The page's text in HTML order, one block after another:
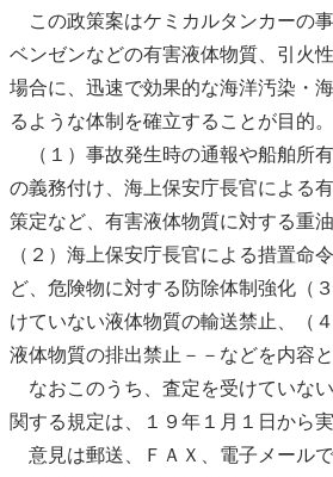
この政策案はケミカルタンカーの事
ベンゼンなどの有害液体物質、引火
場合に、迅速で効果的な海洋汚染 ・
るような体制を確立することが目的。
（１）事故発生時の通報や船舶所
の義務付け、海上保安庁長官による
策定など、有害液体物質に対する重
（２）海上保安庁長官による措置命
ど、危険物に対する防除体制強化（
けていない液体物質の輸送禁止、（
液体物質の排出禁止－－などを内容と
なおこのうち、査定を受けていな
関する規定は、１９年１月１日から
意見は郵送、ＦＡＸ、電子メール